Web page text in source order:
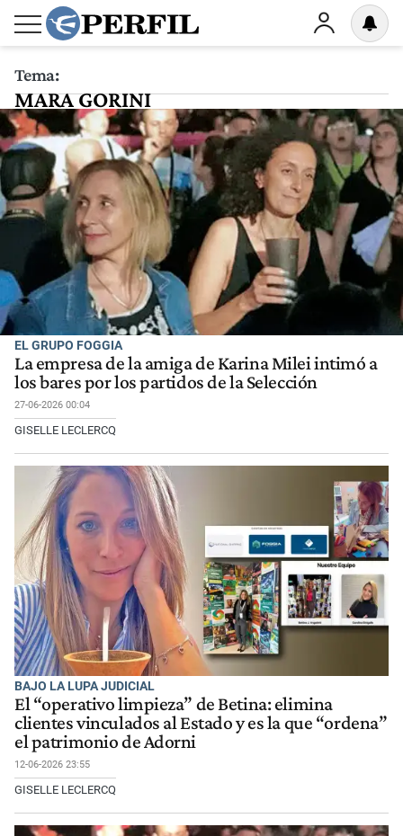
Tema:
MARA GORINI
EL GRUPO FOGGIA
La empresa de la amiga de Karina Milei intimó a
los bares por los partidos de la Selección
27-06-2026 00:04
GISELLE LECLERCQ
BAJO LA LUPA JUDICIAL
El “operativo limpieza” de Betina: elimina
clientes vinculados al Estado y es la que “ordena”
el patrimonio de Adorni
12-06-2026 23:55
GISELLE LECLERCQ